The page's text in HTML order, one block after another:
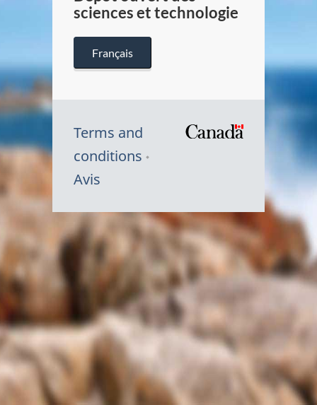
sciences et technologie
Français
Terms and
conditions
Avis
Symbole
du
Canada